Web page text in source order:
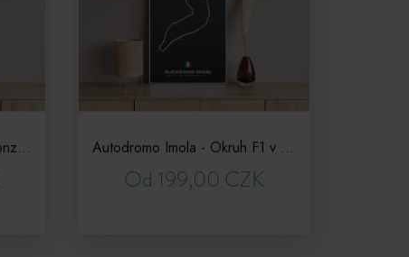
Autodromo Nazionale di Monza - Okruh F1 v Itálii Autodromo Imola - Okruh F1 v Itálii
Od 199,00 CZK